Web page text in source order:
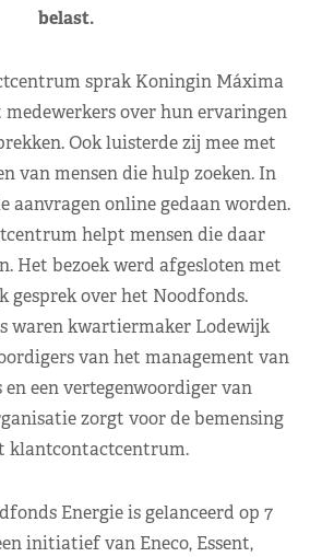
belast.
sprak Koningin Máxima
over hun ervaringen
Ook luisterde zij mee met
van mensen die hulp zoeken. In
aanvragen online gedaan worden.
helpt mensen die daar
Het bezoek werd afgesloten met
gesprek over het Noodfonds.
waren kwartiermaker Lodewijk
van het management van
een vertegenwoordiger van
zorgt voor de bemensing
klantcontactcentrum.
Energie is gelanceerd op 7
initiatief van Eneco, Essent,